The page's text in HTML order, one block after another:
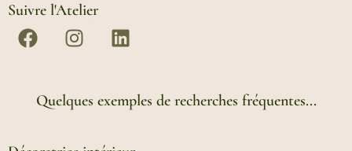
Suivre l'Atelier
Quelques exemples de recherches fréquentes...